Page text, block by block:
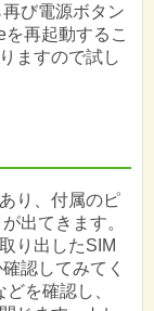
び電源ボタン
再起動するこ
ますので試し
り、付属のピ
出てきます。
り出したSIM
認してみてく
を確認し、